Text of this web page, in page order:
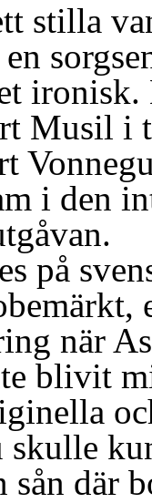
stilla
Musil i
i den
på
när
blivit
sån där